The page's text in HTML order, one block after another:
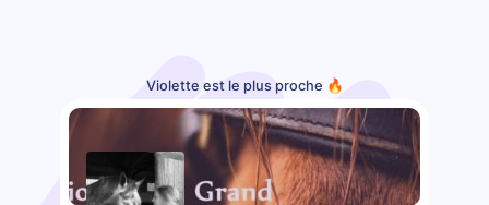
Violette est le plus proche 🔥